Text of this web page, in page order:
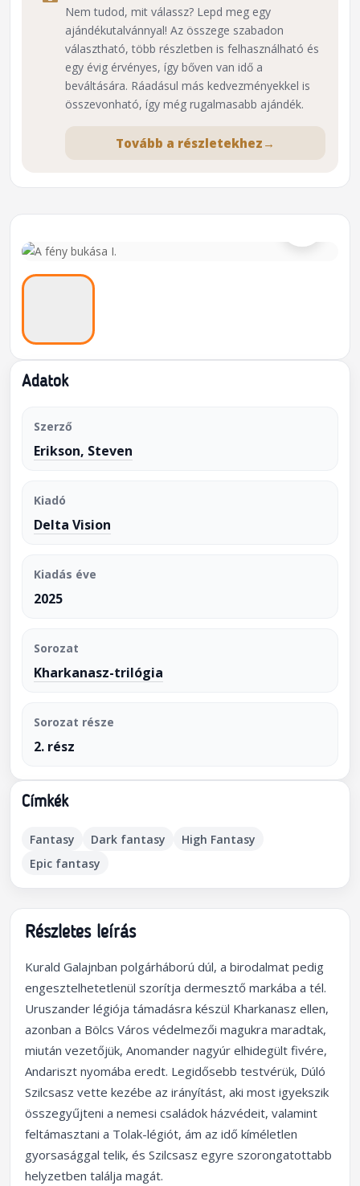
⌕
Adatok
Szerző
Erikson, Steven
Kiadó
Delta Vision
Kiadás éve
2025
Sorozat
Kharkanasz-trilógia
Sorozat része
2. rész
Címkék
Fantasy Dark fantasy
High Fantasy
Epic fantasy
Nem tudod, mit válassz? Lepd meg egy
ajándékutalvánnyal! Az összege szabadon
választható, több részletben is felhasználható és
egy évig érvényes, így bőven van idő a
beváltására. Ráadásul más kedvezményekkel is
összevonható, így még rugalmasabb ajándék.
Tovább a részletekhez →
Részletes leírás
Kurald Galajnban polgárháború dúl, a birodalmat pedig
engesztelhetetlenül szorítja dermesztő markába a tél.
Uruszander légiója támadásra készül Kharkanasz ellen,
azonban a Bölcs Város védelmezői magukra maradtak,
miután vezetőjük, Anomander nagyúr elhidegült fivére,
Andariszt nyomába eredt. Legidősebb testvérük, Dúló
Szilcsasz vette kezébe az irányítást, aki most igyekszik
összegyűjteni a nemesi családok házvédeit, valamint
feltámasztani a Tolak-légiót, ám az idő kíméletlen
gyorsasággal telik, és Szilcsasz egyre szorongatottabb
helyzetben találja magát.